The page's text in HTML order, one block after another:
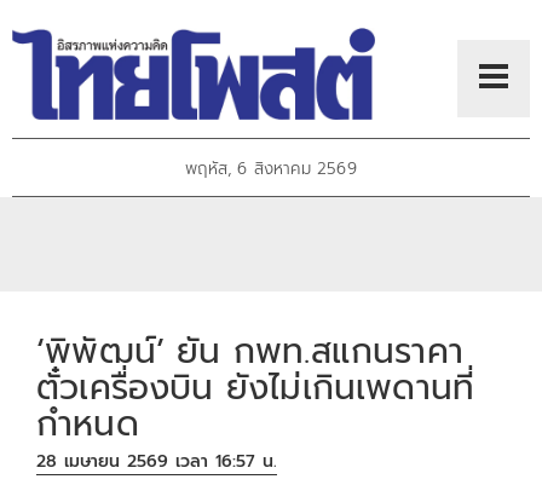
พฤหัส, 6 สิงหาคม 2569
‘พิพัฒน์’ ยัน กพท.สแกนราคา
ตั๋วเครื่องบิน ยังไม่เกินเพดานที่
กำหนด
28 เมษายน 2569 เวลา 16:57 น.